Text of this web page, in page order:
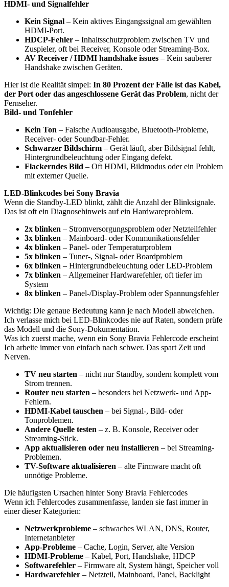
HDMI- und Signalfehler
Kein Signal – Kein aktives Eingangssignal am gewählten
HDMI-Port.
HDCP-Fehler – Inhaltsschutzproblem zwischen TV und
Zuspieler, oft bei Receiver, Konsole oder Streaming-Box.
AV Receiver / HDMI handshake issues – Kein sauberer
Handshake zwischen Geräten.
Hier ist die Realität simpel: In 80 Prozent der Fälle ist das Kabel,
der Port oder das angeschlossene Gerät das Problem, nicht der
Fernseher.
Bild- und Tonfehler
Kein Ton – Falsche Audioausgabe, Bluetooth-Probleme,
Receiver- oder Soundbar-Fehler.
Schwarzer Bildschirm – Gerät läuft, aber Bildsignal fehlt,
Hintergrundbeleuchtung oder Eingang defekt.
Flackerndes Bild – Oft HDMI, Bildmodus oder ein Problem
mit externer Quelle.
LED-Blinkcodes bei Sony Bravia
Wenn die Standby-LED blinkt, zählt die Anzahl der Blinksignale.
Das ist oft ein Diagnosehinweis auf ein Hardwareproblem.
2x blinken – Stromversorgungsproblem oder Netzteilfehler
3x blinken – Mainboard- oder Kommunikationsfehler
4x blinken – Panel- oder Temperaturproblem
5x blinken – Tuner-, Signal- oder Boardproblem
6x blinken – Hintergrundbeleuchtung oder LED-Problem
7x blinken – Allgemeiner Hardwarefehler, oft tiefer im
System
8x blinken – Panel-/Display-Problem oder Spannungsfehler
Wichtig: Die genaue Bedeutung kann je nach Modell abweichen.
Ich verlasse mich bei LED-Blinkcodes nie auf Raten, sondern prüfe
das Modell und die Sony-Dokumentation.
Was ich zuerst mache, wenn ein Sony Bravia Fehlercode erscheint
Ich arbeite immer von einfach nach schwer. Das spart Zeit und
Nerven.
TV neu starten – nicht nur Standby, sondern komplett vom
Strom trennen.
Router neu starten – besonders bei Netzwerk- und App-
Fehlern.
HDMI-Kabel tauschen – bei Signal-, Bild- oder
Tonproblemen.
Andere Quelle testen – z. B. Konsole, Receiver oder
Streaming-Stick.
App aktualisieren oder neu installieren – bei Streaming-
Problemen.
TV-Software aktualisieren – alte Firmware macht oft
unnötige Probleme.
Die häufigsten Ursachen hinter Sony Bravia Fehlercodes
Wenn ich Fehlercodes zusammenfasse, landen sie fast immer in
einer dieser Kategorien:
Netzwerkprobleme – schwaches WLAN, DNS, Router,
Internetanbieter
App-Probleme – Cache, Login, Server, alte Version
HDMI-Probleme – Kabel, Port, Handshake, HDCP
Softwarefehler – Firmware alt, System hängt, Speicher voll
Hardwarefehler – Netzteil, Mainboard, Panel, Backlight